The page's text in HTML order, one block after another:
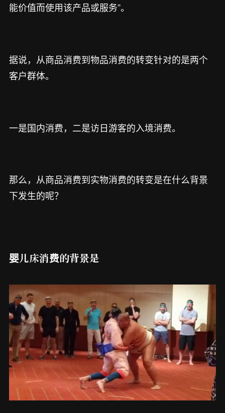
能价值而使用该产品或服务”。
据说，从商品消费到物品消费的转变针对的是两个
客户群体。
一是国内消费，二是访日游客的入境消费。
那么，从商品消费到实物消费的转变是在什么背景
下发生的呢？
婴儿床消费的背景是